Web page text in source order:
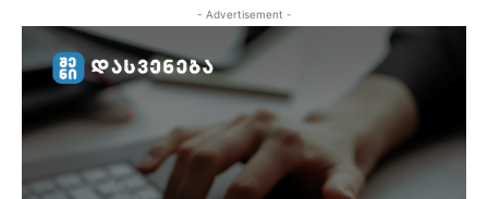
- Advertisement -